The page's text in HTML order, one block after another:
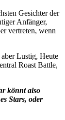
Gesichter der
Anfänger,
vertreten, wenn
Lustig, Heute
Roast Battle,
könnt also
Stars, oder